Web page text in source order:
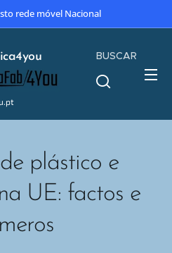
rede móvel Nacional
BUSCAR
plástico e
UE: factos e